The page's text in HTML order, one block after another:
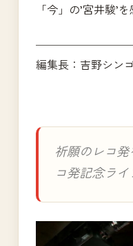
「今」の’宮井駿’
編集長：吉野シン
祈願のレコ
コ発記念ライ